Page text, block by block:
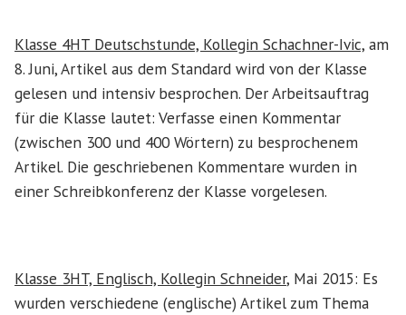
Klasse 4HT Deutschstunde, Kollegin Schachner-Ivic, am
8. Juni, Artikel aus dem Standard wird von der Klasse
gelesen und intensiv besprochen. Der Arbeitsauftrag
für die Klasse lautet: Verfasse einen Kommentar
(zwischen 300 und 400 Wörtern) zu besprochenem
Artikel. Die geschriebenen Kommentare wurden in
einer Schreibkonferenz der Klasse vorgelesen.
Klasse 3HT, Englisch, Kollegin Schneider, Mai 2015: Es
wurden verschiedene (englische) Artikel zum Thema